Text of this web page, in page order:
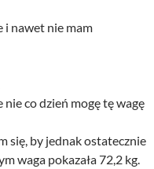
i nawet nie mam
nie co dzień mogę tę wagę
się, by jednak ostatecznie
waga pokazała 72,2 kg.